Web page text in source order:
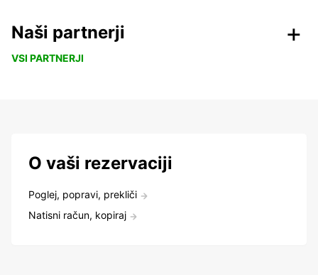
Naši partnerji
VSI PARTNERJI
O vaši rezervaciji
Poglej, popravi, prekliči
Natisni račun, kopiraj